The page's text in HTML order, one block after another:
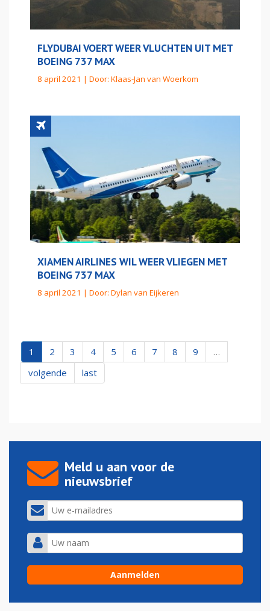
FLYDUBAI VOERT WEER VLUCHTEN UIT MET
BOEING 737 MAX
8 april 2021 | Door: Klaas-Jan van Woerkom
XIAMEN AIRLINES WIL WEER VLIEGEN MET
BOEING 737 MAX
8 april 2021 | Door: Dylan van Eijkeren
1 2 3 4 5 6 7 8 9
…
volgende
last
Meld u aan voor de
nieuwsbrief